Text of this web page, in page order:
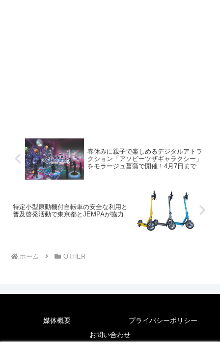
春休みに親子で楽しめるデジタルアトラ
クション「アソビーツザギャラクシー」
をモラージュ菖蒲で開催！4月7日まで
特定小型原動機付自転車の安全な利用と
普及啓発活動で東京都とJEMPAが協力
ホーム OTHER
媒体概要
プライバシーポリシー
お問い合わせ